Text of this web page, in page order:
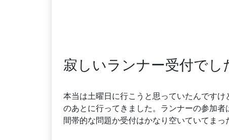
寂しいランナー受付でし
本当は土曜日に行こうと思っていたんです
のあとに行ってきました。ランナーの参加
間帯的な問題か受付はかなり空いていてまっ